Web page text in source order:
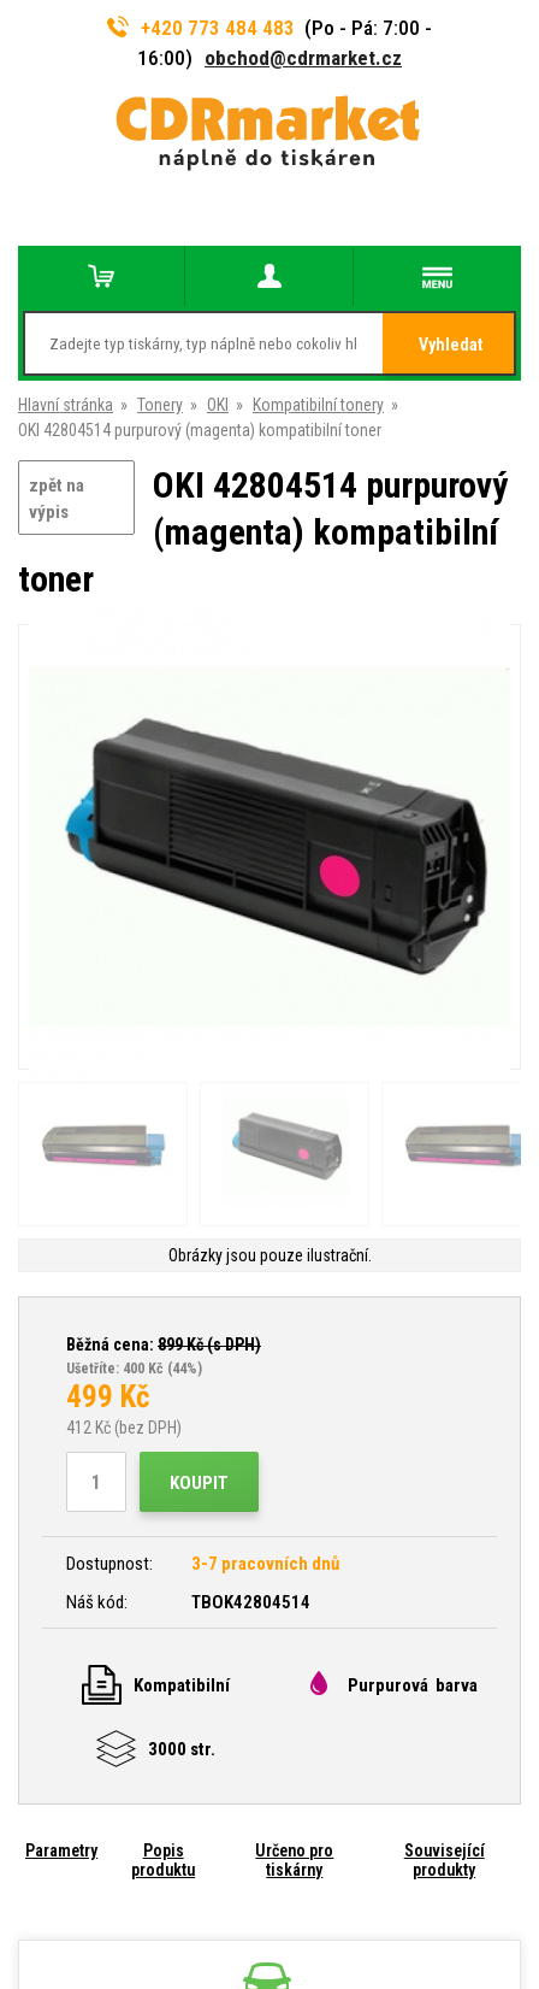
+420 773 484 483 (Po - Pá: 7:00 -
16:00) obchod@cdrmarket.cz
Vyhledat
Hlavní stránka » Tonery » OKI » Kompatibilní tonery »
OKI 42804514 purpurový (magenta) kompatibilní toner
zpět na
výpis
OKI 42804514 purpurový
(magenta) kompatibilní
toner
Obrázky jsou pouze ilustrační.
Běžná cena: 899Kč (s DPH)
Ušetříte: 400 Kč (44%)
499 Kč
412 Kč (bez DPH)
KOUPIT
Dostupnost:
3-7 pracovních dnů
Náš kód:
TBOK42804514
Kompatibilní Purpurová barva
3000 str.
Parametry
Popis
produktu
Určeno pro
tiskárny
Související
produkty